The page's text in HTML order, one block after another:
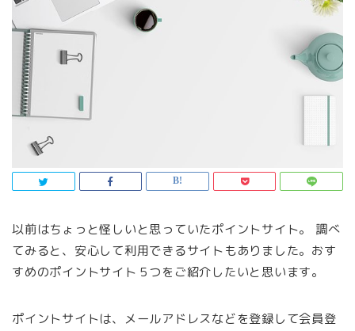
以前はちょっと怪しいと思っていたポイントサイト。 調べ
てみると、安心して利用できるサイトもありました。おす
すめのポイントサイト５つをご紹介したいと思います。
ポイントサイトは、メールアドレスなどを登録して会員登